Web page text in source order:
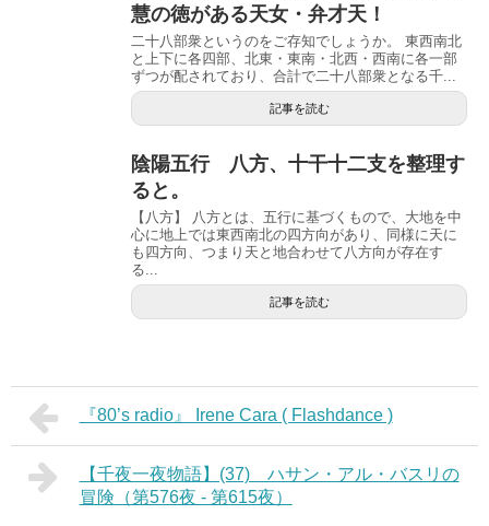
慧の徳がある天女・弁才天！
二十八部衆というのをご存知でしょうか。 東西南北
と上下に各四部、北東・東南・北西・西南に各一部
ずつが配されており、合計で二十八部衆となる千...
記事を読む
陰陽五行 八方、十干十二支を整理す
ると。
【八方】 八方とは、五行に基づくもので、大地を中
心に地上では東西南北の四方向があり、同様に天に
も四方向、つまり天と地合わせて八方向が存在す
る...
記事を読む
『80’s radio』 Irene Cara ( Flashdance )
【千夜一夜物語】(37) ハサン・アル・バスリの
冒険（第576夜 - 第615夜）